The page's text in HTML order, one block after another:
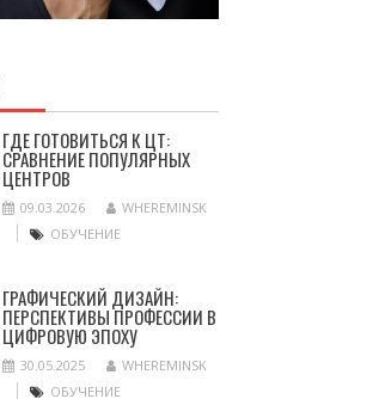
ГДЕ ГОТОВИТЬСЯ К ЦТ:
СРАВНЕНИЕ ПОПУЛЯРНЫХ
ЦЕНТРОВ
09.03.2026
WHEREMINSK
ОБУЧЕНИЕ
ГРАФИЧЕСКИЙ ДИЗАЙН:
ПЕРСПЕКТИВЫ ПРОФЕССИИ В
ЦИФРОВУЮ ЭПОХУ
30.05.2025
WHEREMINSK
ОБУЧЕНИЕ